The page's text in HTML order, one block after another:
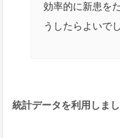
効率的に新患を
うしたらよいで
統計データを利用しまし